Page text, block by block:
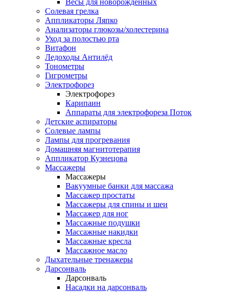
Весы для новорожденных
Солевая грелка
Аппликаторы Ляпко
Анализаторы глюкозы/холестерина
Уход за полостью рта
Витафон
Ледоходы Антилёд
Тонометры
Гигрометры
Электрофорез
Электрофорез
Карипаин
Аппараты для электрофореза Поток
Детские аспираторы
Солевые лампы
Лампы для прогревания
Домашняя магнитотерапия
Аппликатор Кузнецова
Массажеры
Массажеры
Вакуумные банки для массажа
Массажер простаты
Массажеры для спины и шеи
Массажер для ног
Массажные подушки
Массажные накидки
Массажные кресла
Массажное масло
Дыхательные тренажеры
Дарсонваль
Дарсонваль
Насадки на дарсонваль